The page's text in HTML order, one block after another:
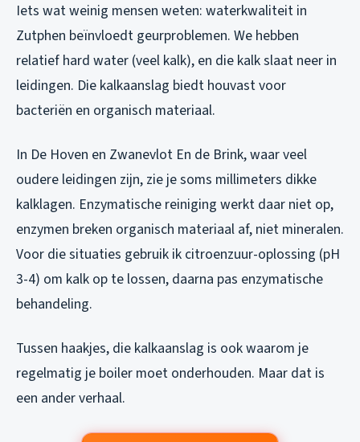
Iets wat weinig mensen weten: waterkwaliteit in
Zutphen beïnvloedt geurproblemen. We hebben
relatief hard water (veel kalk), en die kalk slaat neer in
leidingen. Die kalkaanslag biedt houvast voor
bacteriën en organisch materiaal.
In De Hoven en Zwanevlot En de Brink, waar veel
oudere leidingen zijn, zie je soms millimeters dikke
kalklagen. Enzymatische reiniging werkt daar niet op,
enzymen breken organisch materiaal af, niet mineralen.
Voor die situaties gebruik ik citroenzuur-oplossing (pH
3-4) om kalk op te lossen, daarna pas enzymatische
behandeling.
Tussen haakjes, die kalkaanslag is ook waarom je
regelmatig je boiler moet onderhouden. Maar dat is
een ander verhaal.